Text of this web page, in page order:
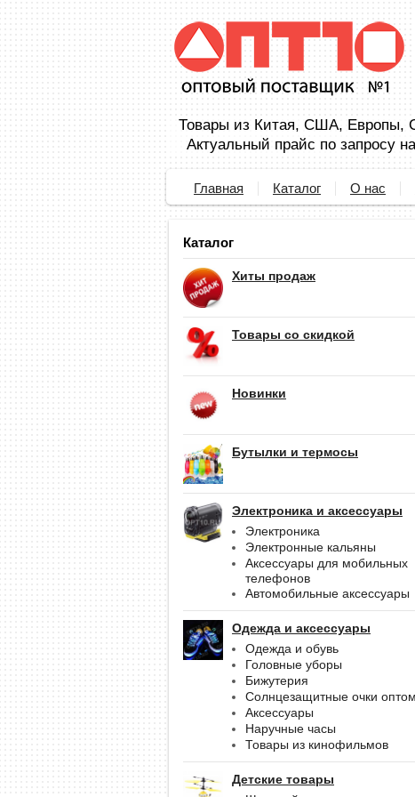
Товары из Китая, США, Европы,
Актуальный прайс по запросу
Главная Каталог О нас
Каталог
Хиты продаж
Товары со скидкой
Новинки
Бутылки и термосы
Электроника и аксессуары
Электроника
Электронные кальяны
Аксессуары для мобильных
телефонов
Автомобильные аксессуары
Одежда и аксессуары
Одежда и обувь
Головные уборы
Бижутерия
Солнцезащитные очки оптом
Аксессуары
Наручные часы
Товары из кинофильмов
Детские товары